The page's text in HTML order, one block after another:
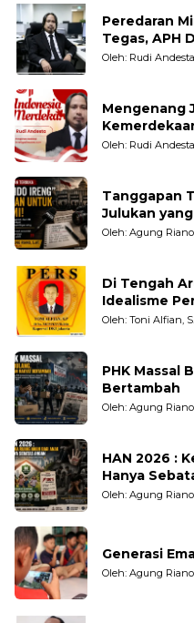
Peredaran
Tegas, APH
Tanpa
Oleh: Rudi Andesta
Mengenang
Oleh: Rudi Andesta
Tanggapan
Julukan yang tidak Adil untuk Wartawan,
Pengamat
Oleh: Agung
Di Tengah
Idealisme
Oleh: Toni Alfian,
PHK Massal
Bertambah
Oleh: Agung
HAN 2026 :
Hanya
Oleh: Agung
Generasi
Oleh: Agung